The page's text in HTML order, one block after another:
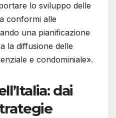
lo sviluppo delle
conformi alle
una pianificazione
la diffusione delle
e condominiale».
dai